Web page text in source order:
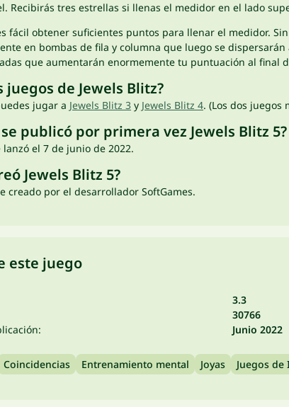
Recibirás tres estrellas si llenas el medidor en el lado
fácil obtener suficientes puntos para llenar el medidor.
en bombas de fila y columna que luego se
que aumentarán enormemente tu puntuación al final
juegos de Jewels Blitz?
jugar a Jewels Blitz 3 y Jewels Blitz 4. (Los dos
publicó por primera vez Jewels Blitz 5?
lanzó el 7 de junio de 2022.
Jewels Blitz 5?
creado por el desarrollador SoftGames.
este juego
3.3
30766
Junio 2022
Coincidencias Entrenamiento mental Joyas Juegos